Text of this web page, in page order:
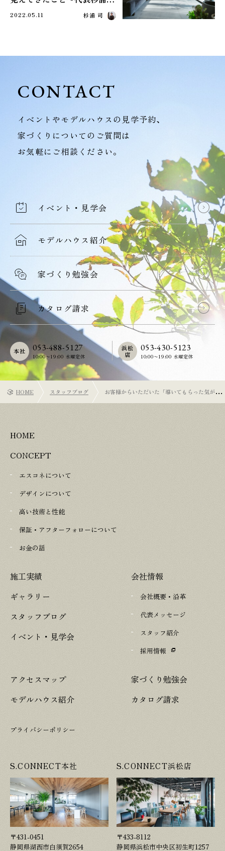
頭の中〜
2022.05.11 杉浦 司
CONTACT
イベントやモデルハウスの見学予約、
家づくりについてのご質問は
お気軽にご相談ください。
イベント・見学会
モデルハウス紹介
家づくり勉強会
カタログ請求
053-488-5127
10:00〜19:00 水曜定休
本社 053-430-5123
10:00〜19:00 水曜定休
浜松
店
HOME スタッフブログ お客様からいただいた「導いてもらった気がし
HOME
CONCEPT
エスコネについて
デザインについて
高い技術と性能
保証・アフターフォローについて
お金の話
施工実績
ギャラリー
スタッフブログ
イベント・見学会
会社情報
会社概要・沿革
代表メッセージ
スタッフ紹介
採用情報
アクセスマップ
モデルハウス紹介
家づくり勉強会
カタログ請求
プライバシーポリシー
S.CONNECT本社
〒431-0451
静岡県湖西市白須賀2654
S.CONNECT浜松店
〒433-8112
静岡県浜松市中央区初生町1257